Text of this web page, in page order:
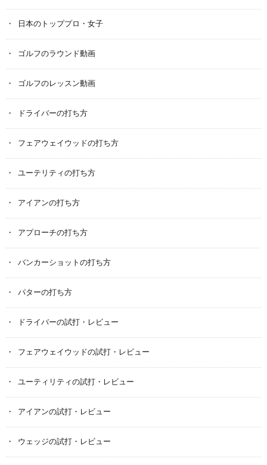
日本のトッププロ・女子
ゴルフのラウンド動画
ゴルフのレッスン動画
ドライバーの打ち方
フェアウェイウッドの打ち方
ユーテリティの打ち方
アイアンの打ち方
アプローチの打ち方
バンカーショットの打ち方
パターの打ち方
ドライバーの試打・レビュー
フェアウェイウッドの試打・レビュー
ユーティリティの試打・レビュー
アイアンの試打・レビュー
ウェッジの試打・レビュー